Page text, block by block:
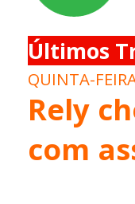
Últimos
QUINTA-
Rely
com